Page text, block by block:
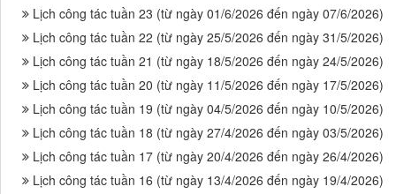
Lịch công tác tuần 23 (từ ngày 01/6/2026 đến ngày 07/6/2026)
Lịch công tác tuần 22 (từ ngày 25/5/2026 đến ngày 31/5/2026)
Lịch công tác tuần 21 (từ ngày 18/5/2026 đến ngày 24/5/2026)
Lịch công tác tuần 20 (từ ngày 11/5/2026 đến ngày 17/5/2026)
Lịch công tác tuần 19 (từ ngày 04/5/2026 đến ngày 10/5/2026)
Lịch công tác tuần 18 (từ ngày 27/4/2026 đến ngày 03/5/2026)
Lịch công tác tuần 17 (từ ngày 20/4/2026 đến ngày 26/4/2026)
Lịch công tác tuần 16 (từ ngày 13/4/2026 đến ngày 19/4/2026)